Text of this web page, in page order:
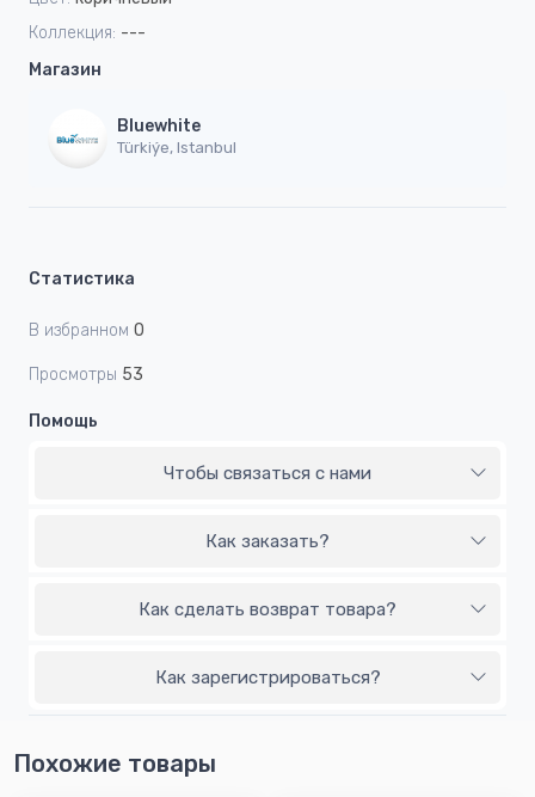
Коллекция: ---
Магазин
Bluewhite
Türkiýe, Istanbul
Статистика
В избранном 0
Просмотры 53
Помощь
Чтобы связаться с нами
Как заказать?
Как сделать возврат товара?
Как зарегистрироваться?
Похожие товары